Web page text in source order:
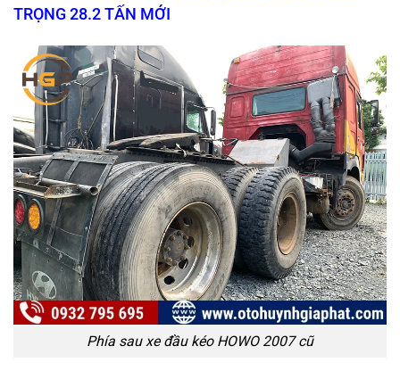
TRỌNG 28.2 TẤN MỚI
Phía sau xe đầu kéo HOWO 2007 cũ